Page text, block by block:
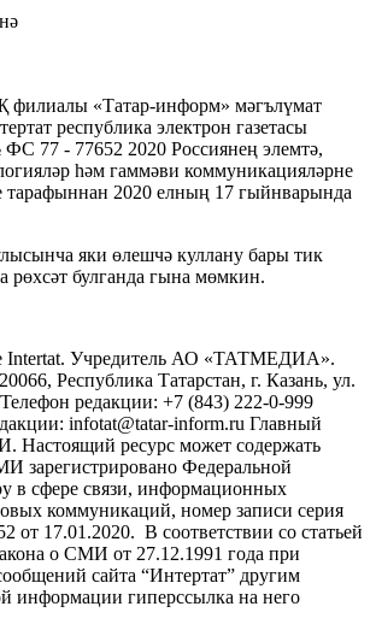
«Татар-информ» мәгълүмат
республика электрон газетасы
77 - 77652 2020 Россиянең элемтә,
һәм гаммәви коммуникацияләрне
тарафыннан 2020 елның 17 гыйнварында
яки өлешчә куллану бары тик
рөхсәт булганда гына мөмкин.
Intertat. Учредитель АО «ТАТМЕДИА».
Республика Татарстан, г. Казань, ул.
редакции: +7 (843) 222-0-999
infotat@tatar-inform.ru Главный
Настоящий ресурс может содержать
зарегистрировано Федеральной
в сфере связи, информационных
коммуникаций, номер записи серия
17.01.2020. В соответствии со статьей
о СМИ от 27.12.1991 года при
сайта “Интертат” другим
информации гиперссылка на него